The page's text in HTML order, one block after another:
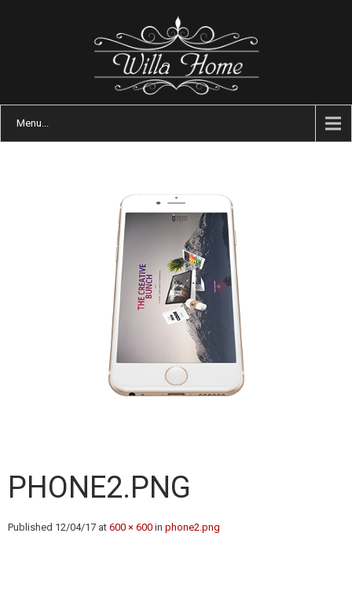
Menu...
PHONE2.PNG
Published 12/04/17 at 600 × 600 in phone2.png